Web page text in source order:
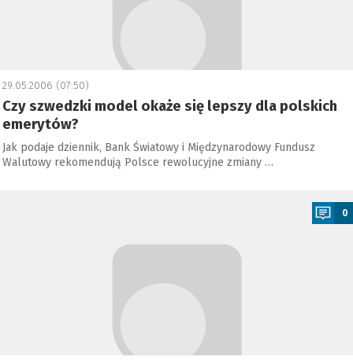
29.05.2006 (07:50)
Czy szwedzki model okaże się lepszy dla polskich
emerytów?
Jak podaje dziennik, Bank Światowy i Międzynarodowy Fundusz
Walutowy rekomendują Polsce rewolucyjne zmiany …
0